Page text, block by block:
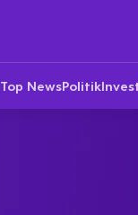
Top NewsPolitik